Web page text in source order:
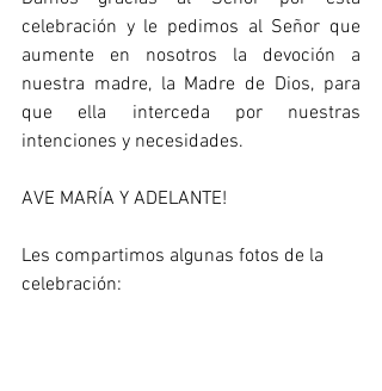
celebración y le pedimos al Señor que
aumente en nosotros la devoción a
nuestra madre, la Madre de Dios, para
que ella interceda por nuestras
intenciones y necesidades.
AVE MARÍA Y ADELANTE!
Les compartimos algunas fotos de la
celebración: